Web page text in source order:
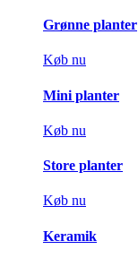
Grønne planter
Køb nu
Mini planter
Køb nu
Store planter
Køb nu
Keramik